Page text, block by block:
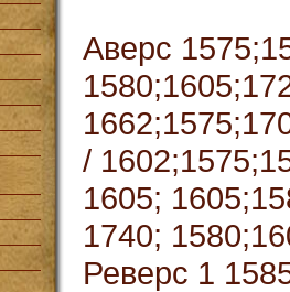
Аверс
/
1605;
1740;
Реверс 1